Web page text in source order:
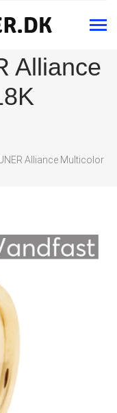
Alliance
Alliance Multicolor